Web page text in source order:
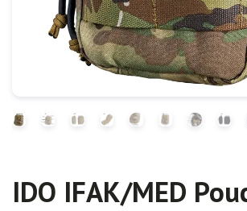
IDO IFAK/MED